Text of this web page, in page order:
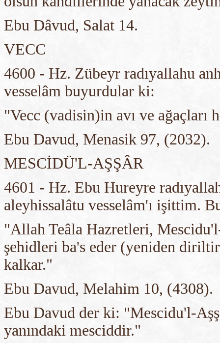
Ebu Dâvud, Salat 14.
VECC
4600 - Hz. Zübeyr radıyallahu
vesselâm buyurdular ki:
"Vecc (vadisin)in avı ve ağaçları
Ebu Davud, Menasik 97, (2032).
MESCİDÜ'L-AŞŞÂR
4601 - Hz. Ebu Hureyre
aleyhissalâtu vesselâm'ı işittim.
"Allah Teâla Hazretleri,
şehidleri ba's eder (yeniden
kalkar."
Ebu Davud, Melahim 10, (4308).
Ebu Davud der ki: "Mescidu'l-
yanındaki mesciddir."